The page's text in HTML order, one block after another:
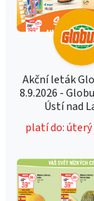
Akční leták
8.9.2026 -
Ústí nad
platí do: úterý